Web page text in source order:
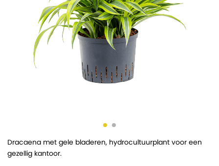
Dracaena met gele bladeren, hydrocultuurplant voor een
gezellig kantoor.